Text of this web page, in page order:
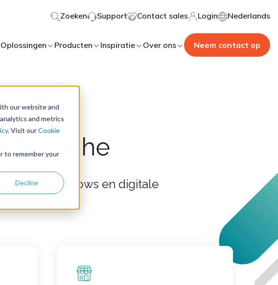
our website and
and metrics
. Visit ourCookie
to remember your
Decline
Zoeken Support Contact sales Login Nederlands
Oplossingen Producten Inspiratie Over ons Neem contact op
branche
workflows en digitale